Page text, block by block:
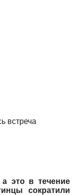
встреча
а это в течение
сократили